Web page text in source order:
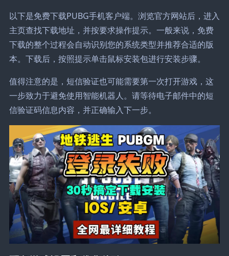
以下是免费下载PUBG手机客户端。浏览官方网站后，进入
主页查找下载地址，并按要求操作提示。一般来说，免费
下载的整个过程会自动识别您的系统类型并推荐合适的版
本。下载后，按照提示单击鼠标安装包进行安装步骤。
值得注意的是，短信验证也可能需要第一次打开游戏，这
一步致力于避免使用智能机器人。请等待电子邮件中的短
信验证码信息内容，并正确输入下一步。